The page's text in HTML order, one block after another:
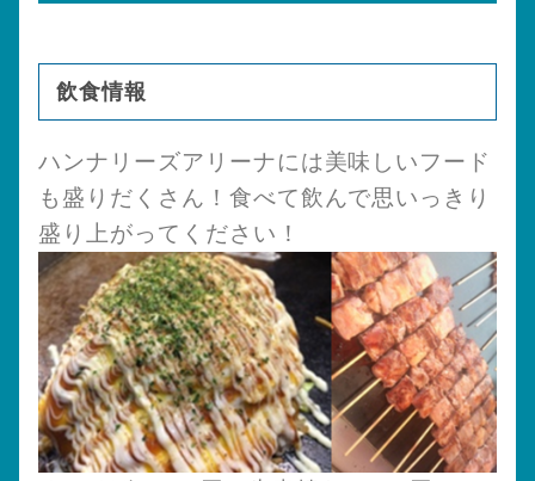
飲食情報
ハンナリーズアリーナには美味しいフード
も盛りだくさん！食べて飲んで思いっきり
盛り上がってください！